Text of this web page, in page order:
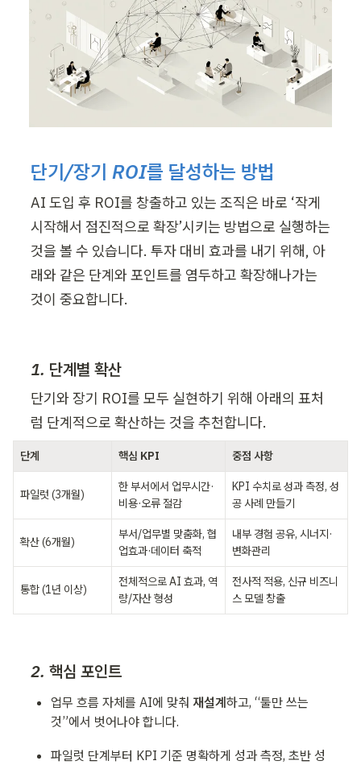
단기/장기 ROI를 달성하는 방법
AI 도입 후 ROI를 창출하고 있는 조직은 바로 ‘작게
시작해서 점진적으로 확장’시키는 방법으로 실행하는
것을 볼 수 있습니다. 투자 대비 효과를 내기 위해, 아
래와 같은 단계와 포인트를 염두하고 확장해나가는
것이 중요합니다.
1. 단계별 확산
단기와 장기 ROI를 모두 실현하기 위해 아래의 표처
럼 단계적으로 확산하는 것을 추천합니다.
단계 핵심 KPI 중점 사항
파일럿 (3개월)
한 부서에서 업무시간·
비용·오류 절감
KPI 수치로 성과 측정, 성
공 사례 만들기
확산 (6개월)
부서/업무별 맞춤화, 협
업효과·데이터 축적
내부 경험 공유, 시너지·
변화관리
통합 (1년 이상)
전체적으로 AI 효과, 역
량/자산 형성
전사적 적용, 신규 비즈니
스 모델 창출
2. 핵심 포인트
업무 흐름 자체를 AI에 맞춰 재설계하고, “툴만 쓰는
것”에서 벗어나야 합니다.
파일럿 단계부터 KPI 기준 명확하게 성과 측정, 초반 성